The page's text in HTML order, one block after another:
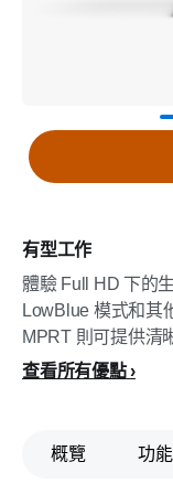
有型工作
體驗 Full HD 下的
LowBlue 模式和其
MPRT 則可提供清
查看所有優點
概覽 功能